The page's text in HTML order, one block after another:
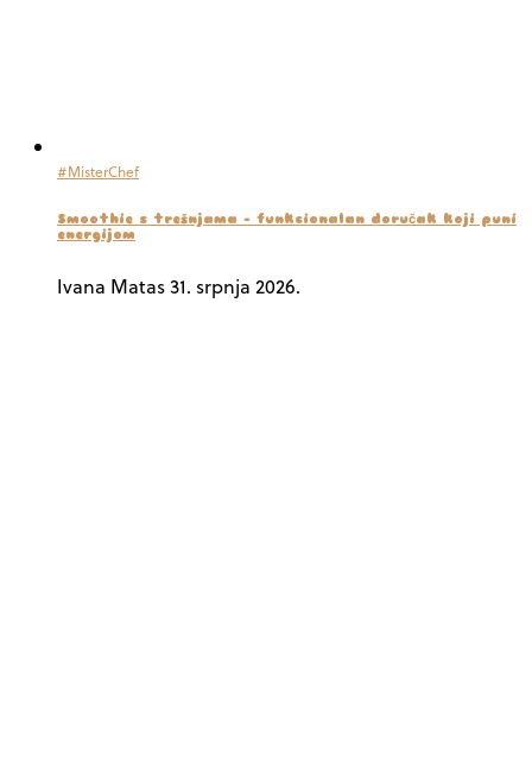
#MisterChef
Smoothie s trešnjama – funkcionalan doručak koji puni
energijom
Ivana Matas31. srpnja 2026.